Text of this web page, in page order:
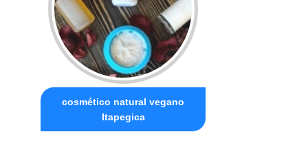
cosmético natural vegano
Itapegica